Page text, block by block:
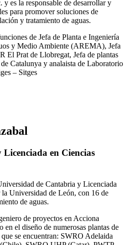
es la responsable de desarrollar y
para promover soluciones de
y tratamiento de aguas.
de Jefa de Planta e Ingeniería
y Medio Ambiente (AREMA), Jefa
El Prat de Llobregat, Jefa de plantas
Catalunya y analaista de Laboratorio
– Sitges
en Ciencias
de Cantabria y Licenciada
Universidad de León, con 16 de
de aguas.
de proyectos en Acciona
el diseño de numerosas plantas de
se encuentran: SWRO Adelaida